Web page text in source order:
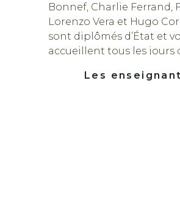
Bonnef, Charlie Ferrand,
Lorenzo Vera et Hugo
sont diplômés d’État et
accueillent tous les jours
Les